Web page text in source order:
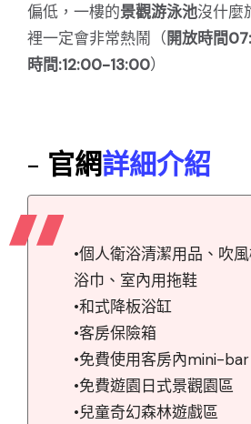
偏低，一樓的景觀游泳池沒什麼
裡一定會非常熱鬧（開放時間
時間:12:00-13:00）
- 官網詳細介紹
•個人衛浴清潔用品、吹
浴巾、室內用拖鞋
•和式降板浴缸
•客房保險箱
•免費使用客房內mini-bar
•免費遊園日式景觀園區
•兒童奇幻森林遊戲區